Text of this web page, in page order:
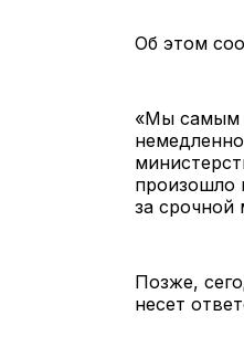
Об этом
«Мы самым
произошло
за
Позже,
несет